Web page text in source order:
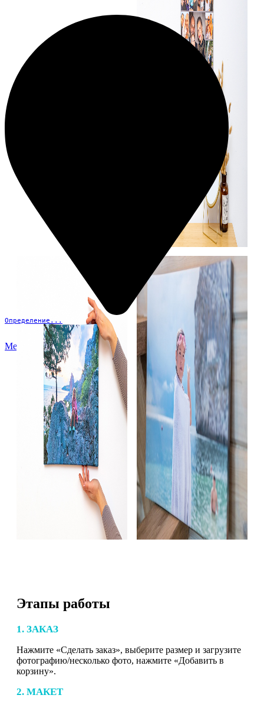
Определение...
Меню
Этапы работы
1. ЗАКАЗ
Нажмите «Сделать заказ», выберите размер и загрузите
фотографию/несколько фото, нажмите «Добавить в
корзину».
2. МАКЕТ